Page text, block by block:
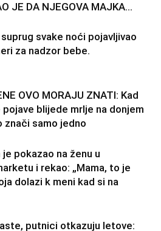
JE DA NJEGOVA MAJKA...
svake noći pojavljivao
za nadzor bebe.
OVO MORAJU ZNATI: Kad
pojave blijede mrlje na donjem
znači samo jedno
je pokazao na ženu u
i rekao: „Mama, to je
dolazi k meni kad si na
putnici otkazuju letove: